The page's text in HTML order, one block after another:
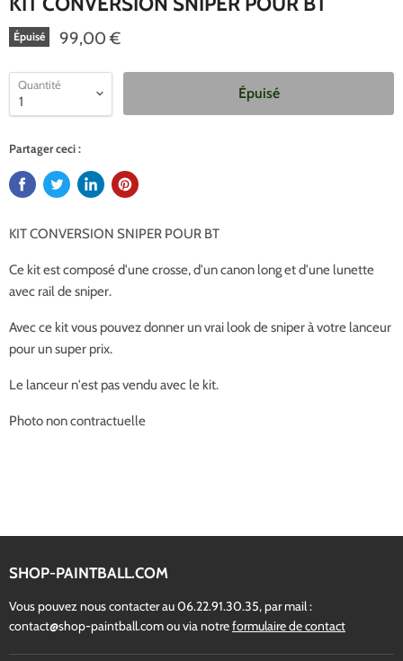
Épuisé 99,00 €
Quantité
Épuisé
Partager ceci :
KIT CONVERSION SNIPER POUR BT
Ce kit est composé d'une crosse, d'un canon long et d'une lunette
avec rail de sniper.
Avec ce kit vous pouvez donner un vrai look de sniper à votre lanceur
pour un super prix.
Le lanceur n'est pas vendu avec le kit.
Photo non contractuelle
SHOP-PAINTBALL.COM
Vous pouvez nous contacter au 06.22.91.30.35, par mail :
contact@shop-paintball.com ou via notreformulaire de contact